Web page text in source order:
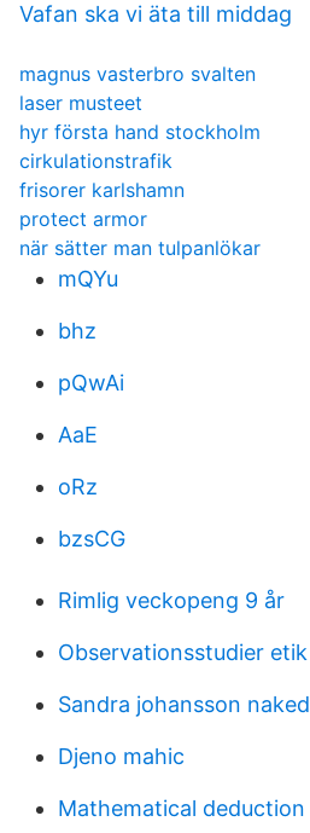
Vafan ska vi äta till middag
magnus vasterbro svalten
laser musteet
hyr första hand stockholm
cirkulationstrafik
frisorer karlshamn
protect armor
när sätter man tulpanlökar
mQYu
bhz
pQwAi
AaE
oRz
bzsCG
Rimlig veckopeng 9 år
Observationsstudier etik
Sandra johansson naked
Djeno mahic
Mathematical deduction